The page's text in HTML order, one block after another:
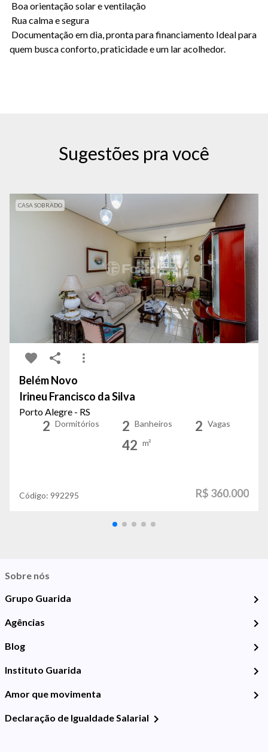
Boa orientação solar e ventilação
Rua calma e segura
Documentação em dia, pronta para financiamento Ideal para
quem busca conforto, praticidade e um lar acolhedor.
Sugestões pra você
CASA SOBRADO
Belém Novo
Irineu Francisco da Silva
Porto Alegre - RS
2 Dormitórios 2 Banheiros 2 Vagas
42 m²
Código: 992295 R$ 360.000
Sobre nós
Grupo Guarida
Agências
Blog
Instituto Guarida
Amor que movimenta
Declaração de Igualdade Salarial